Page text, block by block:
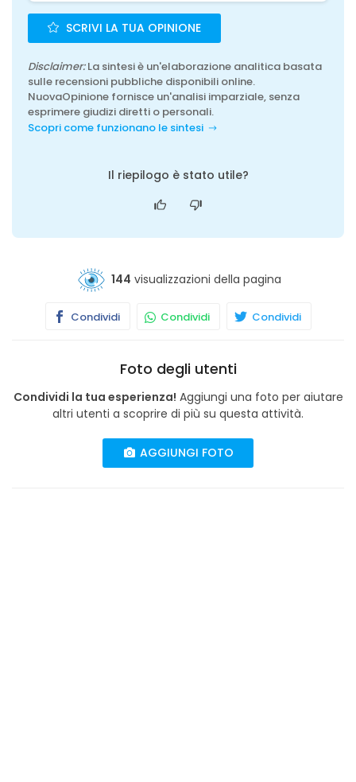
SCRIVI LA TUA OPINIONE
Disclaimer:La sintesi è un'elaborazione analitica basata
sulle recensioni pubbliche disponibili online.
NuovaOpinione fornisce un'analisi imparziale, senza
esprimere giudizi diretti o personali.
Scopri come funzionano le sintesi
Il riepilogo è stato utile?
144 visualizzazioni della pagina
Condividi Condividi Condividi
Foto degli utenti
Condividi la tua esperienza! Aggiungi una foto per aiutare
altri utenti a scoprire di più su questa attività.
AGGIUNGI FOTO